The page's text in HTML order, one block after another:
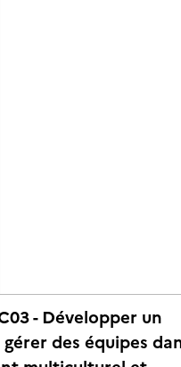
- Développer un
des équipes